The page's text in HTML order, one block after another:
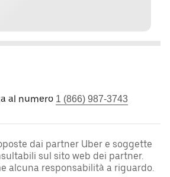
al numero 1 (866) 987-3743
dai partner Uber e soggette
sul sito web dei partner.
alcuna responsabilità a riguardo.